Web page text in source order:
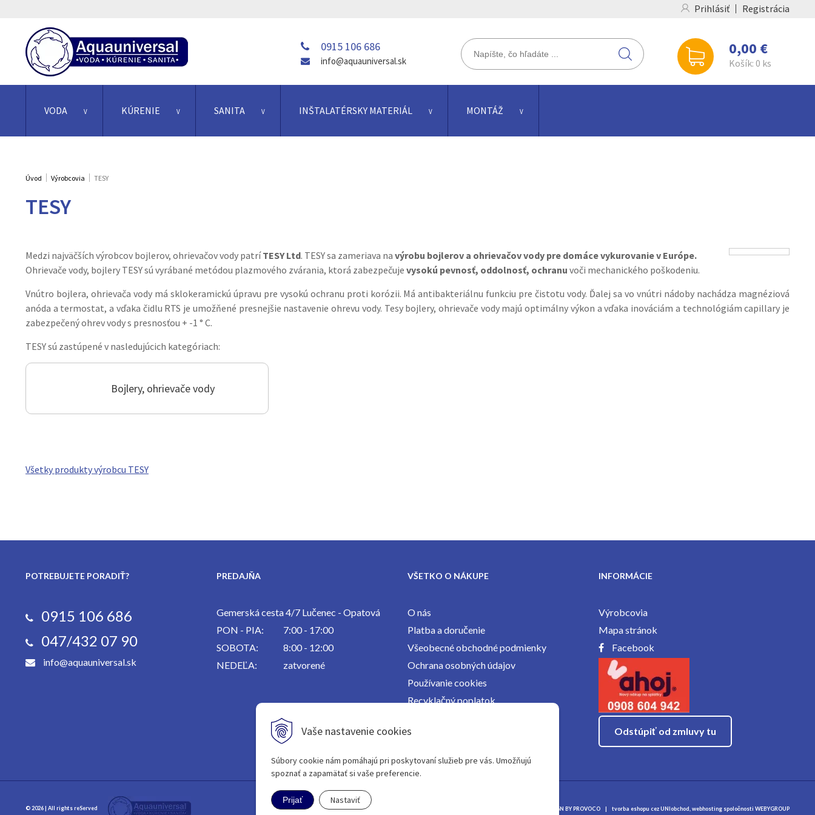
Vaše nastavenie cookies
Súbory cookie nám pomáhajú pri poskytovaní služieb pre vás. Umožňujú
spoznať a zapamätať si vaše preferencie.
Prijať Nastaviť
0915 106 686
info@aquauniversal.sk
Prihlásiť Registrácia
0,00 €
Košík: 0 ks
VODA KÚRENIE SANITA INŠTALATÉRSKY MATERIÁL MONTÁŽ
Úvod Výrobcovia TESY
TESY
Medzi najväčších výrobcov bojlerov, ohrievačov vody patríTESY Ltd. TESY sa zameriava na výrobu bojlerov a ohrievačov vody pre domáce vykurovanie v Európe.
Ohrievače vody, bojlery TESY sú vyrábané metódou plazmového zvárania, ktorá zabezpečuje vysokú pevnosť, oddolnosť, ochranu voči mechanického poškodeniu.
Vnútro bojlera, ohrievača vody má sklokeramickú úpravu pre vysokú ochranu proti korózii. Má antibakteriálnu funkciu pre čistotu vody. Ďalej sa vo vnútri nádoby nachádza magnéziová
anóda a termostat, a vďaka čidlu RTS je umožňené presnejšie nastavenie ohrevu vody. Tesy bojlery, ohrievače vody majú optimálny výkon a vďaka inováciám a technológiám capillary je
zabezpečený ohrev vody s presnosťou + -1 ° C.
TESY sú zastúpené v nasledujúcich kategóriach:
Bojlery, ohrievače vody
Všetky produkty výrobcu TESY
POTREBUJETE PORADIŤ?
0915 106 686
047/432 07 90
info@aquauniversal.sk
PREDAJŇA
Gemerská cesta 4/7 Lučenec - Opatová
PON - PIA:
7:00 - 17:00
SOBOTA:
8:00 - 12:00
NEDEĽA:
zatvorené
VŠETKO O NÁKUPE
O nás
Platba a doručenie
Všeobecné obchodné podmienky
Ochrana osobných údajov
Používanie cookies
Recyklačný poplatok
INFORMÁCIE
Výrobcovia
Mapa stránok
Facebook
Odstúpiť od zmluvy tu
© 2026 | All rights reServed WEBDESIGN BYPROVOCO | tvorba eshopu cez UNIobchod webhosting spoločnosti WEBYGROUP